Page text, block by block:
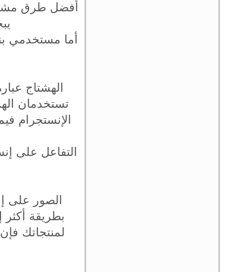
أفضل طرق
أما مستخدمي
الهشتاج
تستخدمان
الإنستجرام فيمكنك أن تستخدم
التفاعل على
الصور على
بطريقة أكثر
لمنتجاتك